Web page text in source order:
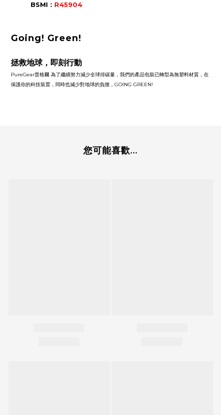
BSMI ： R45904
Going! Green!
拯救地球，即刻行動
PureGear普格爾 為了繼續努力減少全球排碳量，我們的產品包裝已轉型為無塑料材質，在
保護你的科技裝置，同時也減少對地球的負擔，GOING GREEN!
您可能喜歡...